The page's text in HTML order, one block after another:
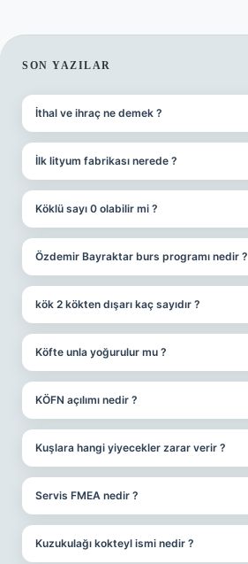
SIDEBAR
SON YAZILAR
İthal ve ihraç ne demek ?
İlk lityum fabrikası nerede ?
Köklü sayı 0 olabilir mi ?
Özdemir Bayraktar burs programı nedir ?
kök 2 kökten dışarı kaç sayıdır ?
Köfte unla yoğurulur mu ?
KÖFN açılımı nedir ?
Kuşlara hangi yiyecekler zarar verir ?
Servis FMEA nedir ?
Kuzukulağı kokteyl ismi nedir ?